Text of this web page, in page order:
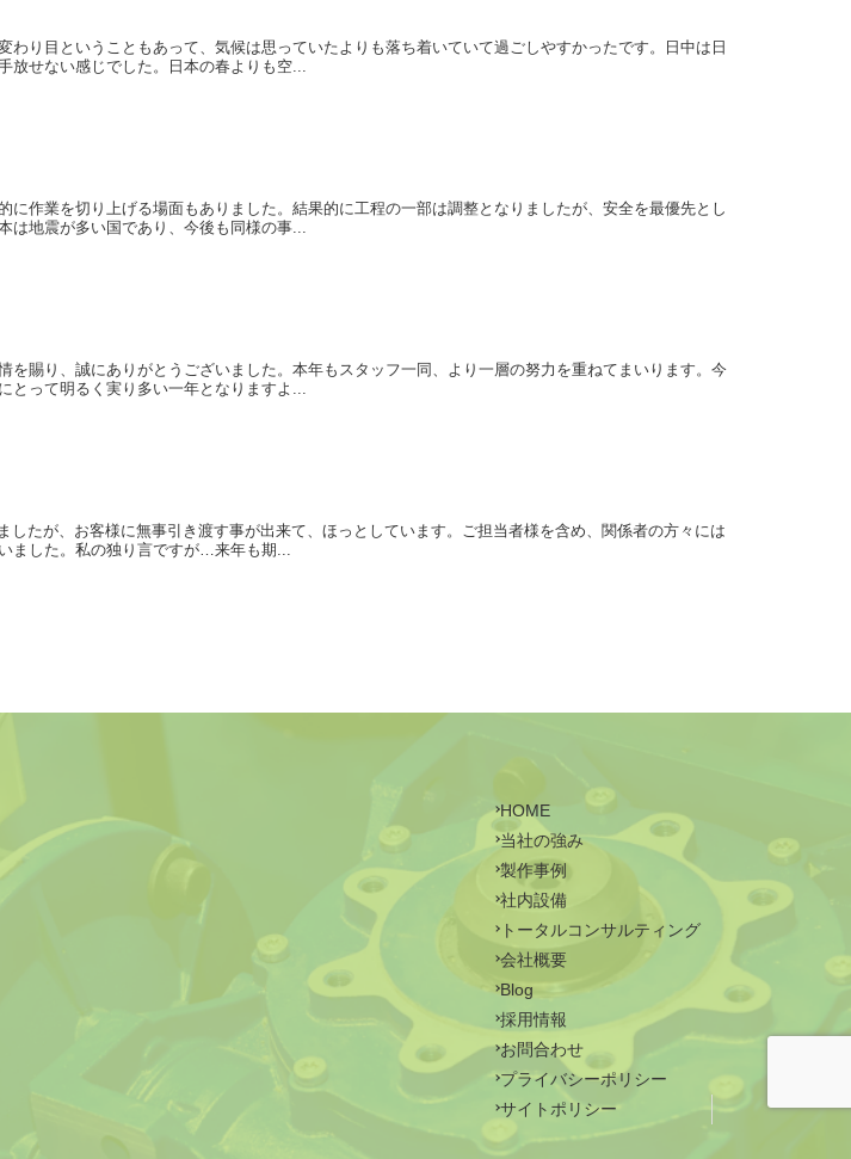
り目ということもあって、気候は思っていたよりも落ち着いていて過ごしやすかったです。日中は日
放せない感じでした。日本の春よりも空...
作業を切り上げる場面もありました。結果的に工程の一部は調整となりましたが、安全を最優先とし
は地震が多い国であり、今後も同様の事...
を賜り、誠にありがとうございました。本年もスタッフ一同、より一層の努力を重ねてまいります。今
って明るく実り多い一年となりますよ...
たが、お客様に無事引き渡す事が出来て、ほっとしています。ご担当者様を含め、関係者の方々には
ました。私の独り言ですが…来年も期...
HOME
当社の強み
製作事例
社内設備
トータルコンサルティング
会社概要
Blog
採用情報
お問合わせ
プライバシーポリシー
サイトポリシー